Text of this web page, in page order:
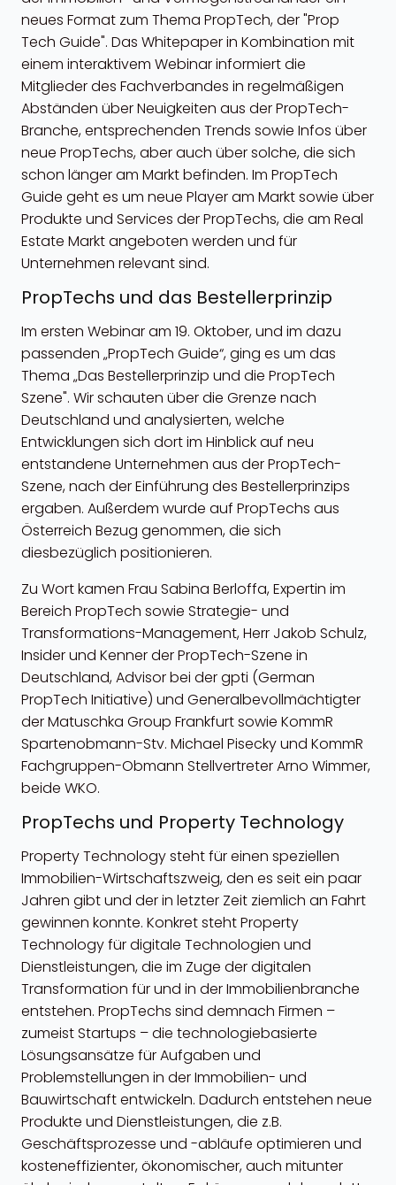
neues Format zum Thema PropTech, der "Prop
Tech Guide". Das Whitepaper in Kombination mit
einem interaktivem Webinar informiert die
Mitglieder des Fachverbandes in regelmäßigen
Abständen über Neuigkeiten aus der PropTech-
Branche, entsprechenden Trends sowie Infos über
neue PropTechs, aber auch über solche, die sich
schon länger am Markt befinden. Im PropTech
Guide geht es um neue Player am Markt sowie über
Produkte und Services der PropTechs, die am Real
Estate Markt angeboten werden und für
Unternehmen relevant sind.
PropTechs und das Bestellerprinzip
Im ersten Webinar am 19. Oktober, und im dazu
passenden „PropTech Guide“, ging es um das
Thema „Das Bestellerprinzip und die PropTech
Szene". Wir schauten über die Grenze nach
Deutschland und analysierten, welche
Entwicklungen sich dort im Hinblick auf neu
entstandene Unternehmen aus der PropTech-
Szene, nach der Einführung des Bestellerprinzips
ergaben. Außerdem wurde auf PropTechs aus
Österreich Bezug genommen, die sich
diesbezüglich positionieren.
Zu Wort kamen Frau Sabina Berloffa, Expertin im
Bereich PropTech sowie Strategie- und
Transformations-Management, Herr Jakob Schulz,
Insider und Kenner der PropTech-Szene in
Deutschland, Advisor bei der gpti (German
PropTech Initiative) und Generalbevollmächtigter
der Matuschka Group Frankfurt sowie KommR
Spartenobmann-Stv. Michael Pisecky und KommR
Fachgruppen-Obmann Stellvertreter Arno Wimmer,
beide WKO.
PropTechs und Property Technology
Property Technology steht für einen speziellen
Immobilien-Wirtschaftszweig, den es seit ein paar
Jahren gibt und der in letzter Zeit ziemlich an Fahrt
gewinnen konnte. Konkret steht Property
Technology für digitale Technologien und
Dienstleistungen, die im Zuge der digitalen
Transformation für und in der Immobilienbranche
entstehen. PropTechs sind demnach Firmen –
zumeist Startups – die technologiebasierte
Lösungsansätze für Aufgaben und
Problemstellungen in der Immobilien- und
Bauwirtschaft entwickeln. Dadurch entstehen neue
Produkte und Dienstleistungen, die z.B.
Geschäftsprozesse und -abläufe optimieren und
kosteneffizienter, ökonomischer, auch mitunter